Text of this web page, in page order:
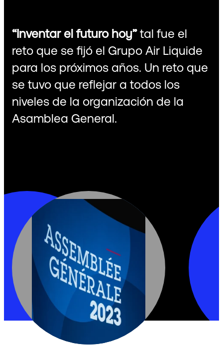
“Inventar el futuro hoy”tal fue el
reto que se fijó el Grupo Air Liquide
para los próximos años. Un reto que
se tuvo que reflejar a todos los
niveles de la organización de la
Asamblea General.